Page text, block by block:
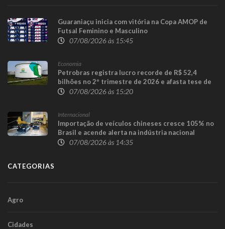
Guaraniaçu inicia com vitória na Copa AMOP de
Futsal Feminino e Masculino
07/08/2026 às 15:45
Economia
Petrobras registra lucro recorde de R$ 52,4
bilhões no 2º trimestre de 2026 e afasta tese de
defasagem nos combustíveis
07/08/2026 às 15:20
Internacional
Importação de veículos chineses cresce 105% no
Brasil e acende alerta na indústria nacional
07/08/2026 às 14:35
CATEGORIAS
Agro
Cidades